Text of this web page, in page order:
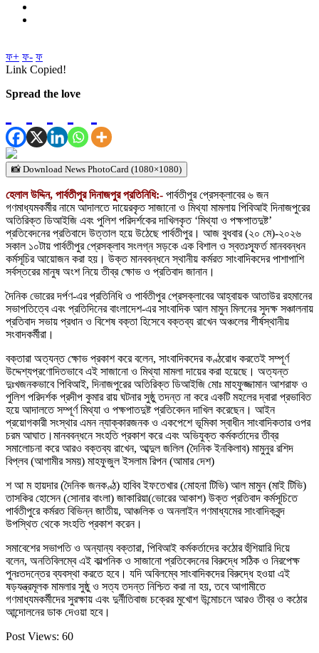
ফ+ ফ- ফ
Link Copied!
Spread the love
📸 Download News PhotoCard (1080×1080)
হেলাল উদ্দিন, পার্বতীপুর দিনাজপুর প্রতিনিধি:- পার্বতীপুর প্রেসক্লাবের ৬ জন
গণমাধ্যমকর্মীর নামে আদালতে দায়েরকৃত সাজানো ও মিথ্যা মামলায় পিবিআই দিনাজপুরের
অতিরিক্ত ডিআইজি এবং পুলিশ পরিদর্শকের দাখিলকৃত ‘মিথ্যা ও পক্ষপাতদুষ্ট’
প্রতিবেদনের প্রতিবাদে উত্তাল হয়ে উঠেছে পার্বতীপুর। আজ বুধবার (২০ মে)-২০২৬
সকাল ১০টায় পার্বতীপুর প্রেসক্লাব সংলগ্ন সড়কে এক বিশাল ও স্বতঃস্ফূর্ত মানববন্ধন
কর্মসূচির আয়োজন করা হয়। উক্ত মানববন্ধনে স্থানীয় কর্মরত সাংবাদিকদের পাশাপাশি
সর্বস্তরের মানুষ অংশ নিয়ে তীব্র ক্ষোভ ও প্রতিবাদ জানান।
দৈনিক ভোরের দর্পণ-এর প্রতিনিধি ও পার্বতীপুর প্রেসক্লাবের আহ্বায়ক আতাউর রহমানের
সভাপতিত্বে এবং প্রতিদিনের বাংলাদেশ-এর সাংবাদিক আল মামুন মিলনের সুদক্ষ সঞ্চালনায়
প্রতিবাদ সভায় প্রধান ও বিশেষ বক্তা হিসেবে বক্তব্য রাখেন অঞ্চলের শীর্ষস্থানীয়
সংবাদকর্মীরা।
বক্তারা অত্যন্ত ক্ষোভ প্রকাশ করে বলেন, সাংবাদিকদের কণ্ঠরোধ করতেই সম্পূর্ণ
উদ্দেশ্যপ্রণোদিতভাবে এই সাজানো ও মিথ্যা মামলা দায়ের করা হয়েছে। অত্যন্ত
দুঃখজনকভাবে পিবিআই, দিনাজপুরের অতিরিক্ত ডিআইজি মোঃ মাহফুজ্জামান আশরাফ ও
পুলিশ পরিদর্শক প্রদীপ কুমার রায় ঘটনার সুষ্ঠু তদন্ত না করে একটি মহলের দ্বারা প্রভাবিত
হয়ে আদালতে সম্পূর্ণ মিথ্যা ও পক্ষপাতদুষ্ট প্রতিবেদন দাখিল করেছেন। আইন
প্রয়োগকারী সংস্থার এমন ন্যাক্কারজনক ও একপেশে ভূমিকা স্বাধীন সাংবাদিকতার ওপর
চরম আঘাত।মানববন্ধনে সংহতি প্রকাশ করে এবং অভিযুক্ত কর্মকর্তাদের তীব্র
সমালোচনা করে আরও বক্তব্য রাখেন, আব্দুল জলিল (দৈনিক ইনকিলাব) মামুনুর রশিদ
বিপ্লব (আগামীর সময়) মাহফুজুল ইসলাম রিপন (আমার দেশ)
শ আ ম হায়দার (দৈনিক জনকণ্ঠ) হাবিব ইফতেখার (মোহনা টিভি) আল মামুন (মাই টিভি)
তাসকির হোসেন (সোনার বাংলা) জাকারিয়া(ভোরের আকাশ) উক্ত প্রতিবাদ কর্মসূচিতে
পার্বতীপুরে কর্মরত বিভিন্ন জাতীয়, আঞ্চলিক ও অনলাইন গণমাধ্যমের সাংবাদিকবৃন্দ
উপস্থিত থেকে সংহতি প্রকাশ করেন।
সমাবেশের সভাপতি ও অন্যান্য বক্তারা, পিবিআই কর্মকর্তাদের কঠোর হুঁশিয়ারি দিয়ে
বলেন, অনতিবিলম্বে এই কাল্পনিক ও সাজানো প্রতিবেদনের বিরুদ্ধে সঠিক ও নিরপেক্ষ
পুনঃতদন্তের ব্যবস্থা করতে হবে। যদি অবিলম্বে সাংবাদিকদের বিরুদ্ধে হওয়া এই
ষড়যন্ত্রমূলক মামলার সুষ্ঠু ও সত্য তদন্ত নিশ্চিত করা না হয়, তবে আগামীতে
গণমাধ্যমকর্মীদের সুরক্ষায় এবং দুর্নীতিবাজ চক্রের মুখোশ উন্মোচনে আরও তীব্র ও কঠোর
আন্দোলনের ডাক দেওয়া হবে।
Post Views: 60